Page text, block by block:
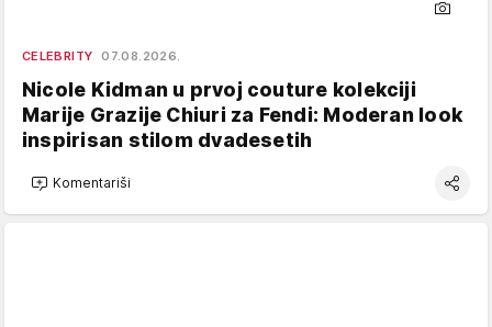
CELEBRITY 07.08.2026.
Nicole Kidman u prvoj couture kolekciji
Marije Grazije Chiuri za Fendi: Moderan look
inspirisan stilom dvadesetih
Komentariši